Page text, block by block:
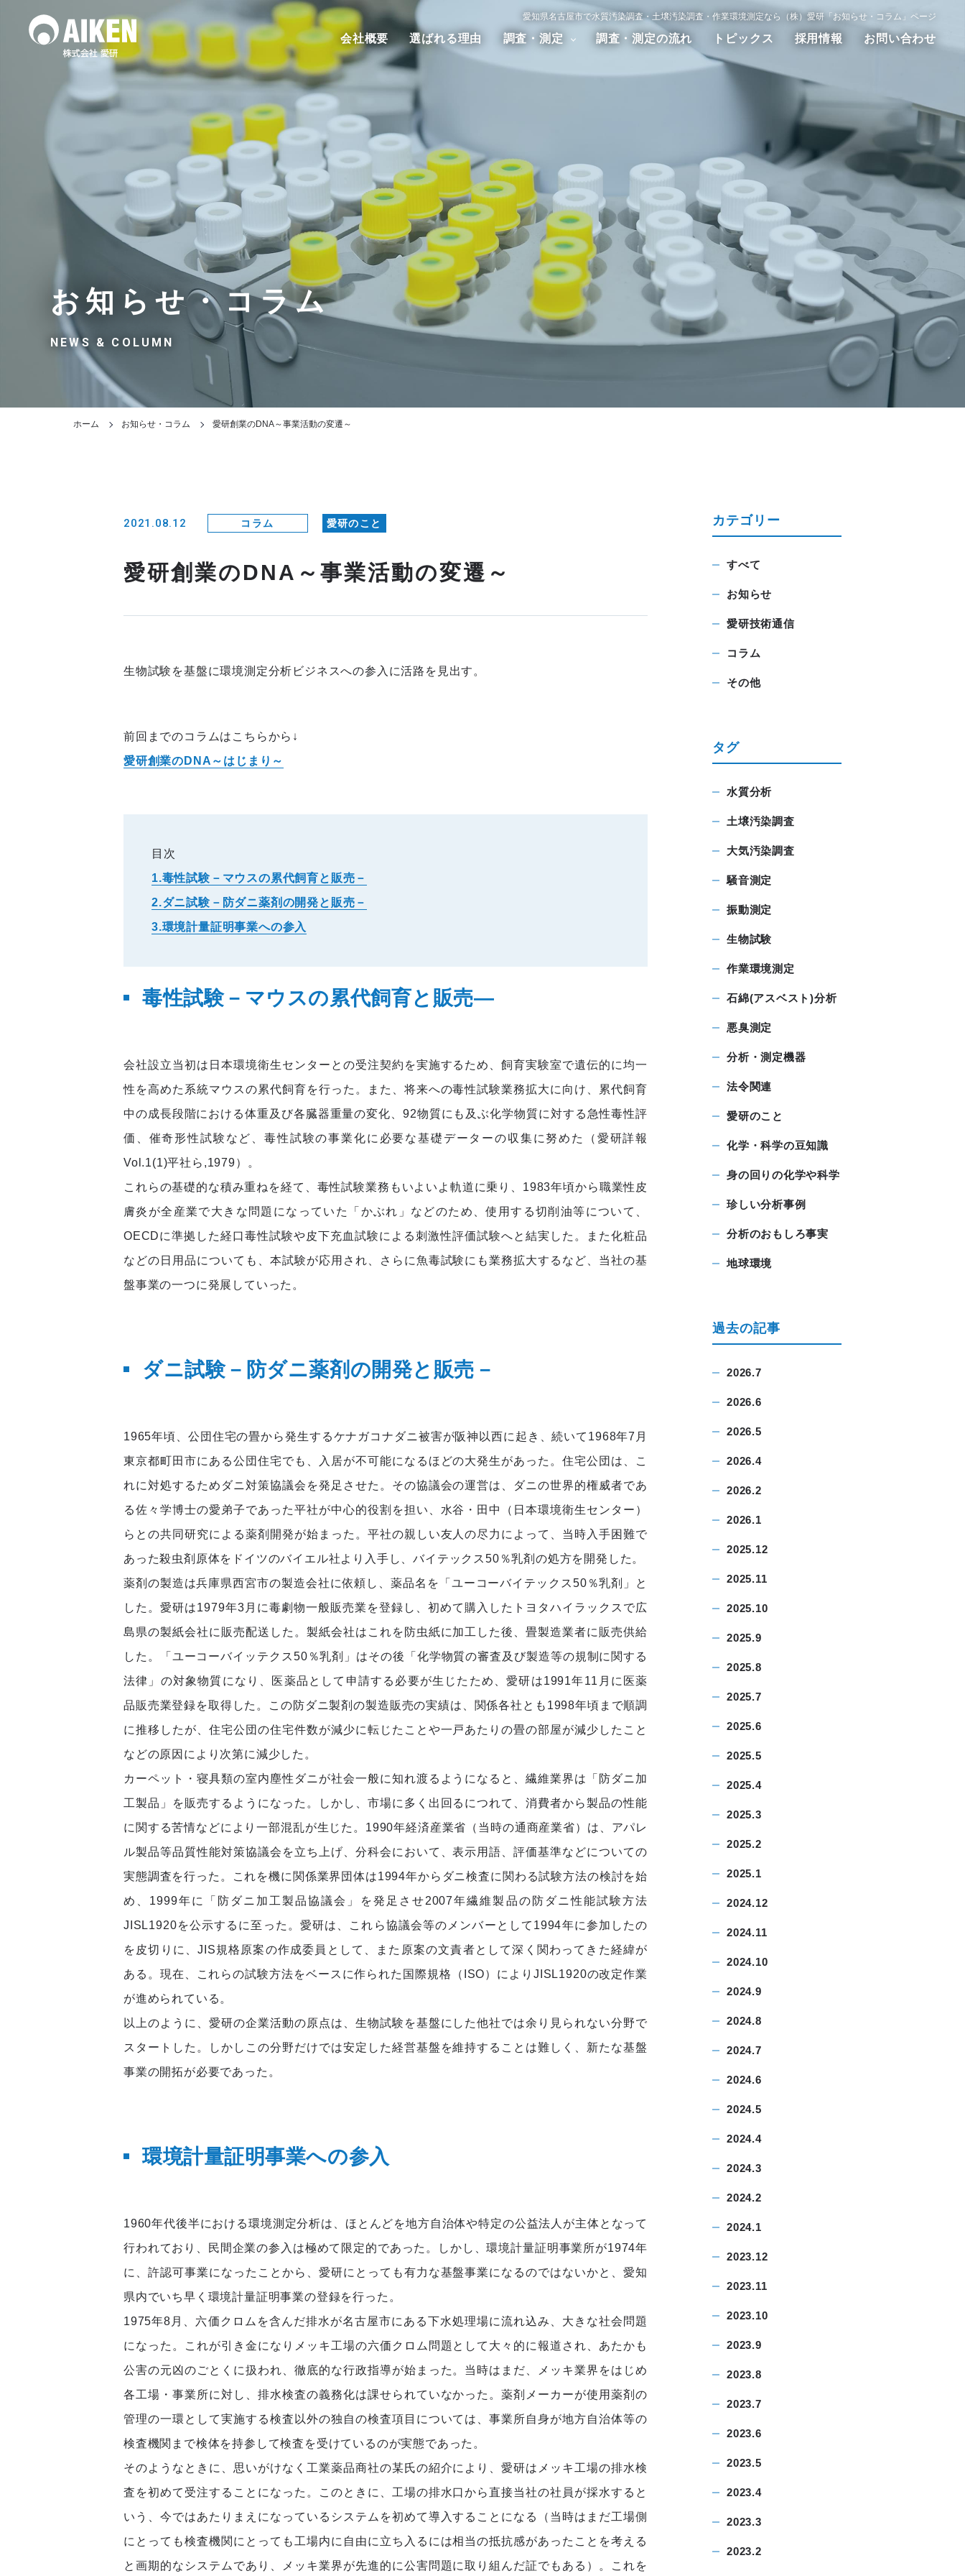
会社概要 選ばれる理由 調査・測定
水質調査 土壌汚染調査
作業環境測定 アスベスト調査 ダイオキシン調査 その他の調査測定
調査・測定の流れ トピックス 採用情報 お問い合わせ
愛知県名古屋市で水質汚染調査・土壌汚染調査・作業環境測定なら（株）愛研「お知らせ・コラム」ページ
お知らせ・コラム
NEWS & COLUMN
ホーム お知らせ・コラム 愛研創業のDNA～事業活動の変遷～
2021.08.12 コラム 愛研のこと
愛研創業のDNA～事業活動の変遷～
生物試験を基盤に環境測定分析ビジネスへの参入に活路を見出す。
前回までのコラムはこちらから↓
愛研創業のDNA～はじまり～
目次
1.毒性試験－マウスの累代飼育と販売－
2.ダニ試験－防ダニ薬剤の開発と販売－
3.環境計量証明事業への参入
毒性試験－マウスの累代飼育と販売―
会社設立当初は日本環境衛生センターとの受注契約を実施するため、飼育実験室で遺伝的に均一
性を高めた系統マウスの累代飼育を行った。また、将来への毒性試験業務拡大に向け、累代飼育
中の成長段階における体重及び各臓器重量の変化、92物質にも及ぶ化学物質に対する急性毒性評
価、催奇形性試験など、毒性試験の事業化に必要な基礎データーの収集に努めた（愛研詳報
Vol.1(1)平社ら,1979）。
これらの基礎的な積み重ねを経て、毒性試験業務もいよいよ軌道に乗り、1983年頃から職業性皮
膚炎が全産業で大きな問題になっていた「かぶれ」などのため、使用する切削油等について、
OECDに準拠した経口毒性試験や皮下充血試験による刺激性評価試験へと結実した。また化粧品
などの日用品についても、本試験が応用され、さらに魚毒試験にも業務拡大するなど、当社の基
盤事業の一つに発展していった。
ダニ試験－防ダニ薬剤の開発と販売－
1965年頃、公団住宅の畳から発生するケナガコナダニ被害が阪神以西に起き、続いて1968年7月
東京都町田市にある公団住宅でも、入居が不可能になるほどの大発生があった。住宅公団は、こ
れに対処するためダニ対策協議会を発足させた。その協議会の運営は、ダニの世界的権威者であ
る佐々学博士の愛弟子であった平社が中心的役割を担い、水谷・田中（日本環境衛生センター）
らとの共同研究による薬剤開発が始まった。平社の親しい友人の尽力によって、当時入手困難で
あった殺虫剤原体をドイツのバイエル社より入手し、バイテックス50％乳剤の処方を開発した。
薬剤の製造は兵庫県西宮市の製造会社に依頼し、薬品名を「ユーコーバイテックス50％乳剤」と
した。愛研は1979年3月に毒劇物一般販売業を登録し、初めて購入したトヨタハイラックスで広
島県の製紙会社に販売配送した。製紙会社はこれを防虫紙に加工した後、畳製造業者に販売供給
した。「ユーコーバイッテクス50％乳剤」はその後「化学物質の審査及び製造等の規制に関する
法律」の対象物質になり、医薬品として申請する必要が生じたため、愛研は1991年11月に医薬
品販売業登録を取得した。この防ダニ製剤の製造販売の実績は、関係各社とも1998年頃まで順調
に推移したが、住宅公団の住宅件数が減少に転じたことや一戸あたりの畳の部屋が減少したこと
などの原因により次第に減少した。
カーペット・寝具類の室内塵性ダニが社会一般に知れ渡るようになると、繊維業界は「防ダニ加
工製品」を販売するようになった。しかし、市場に多く出回るにつれて、消費者から製品の性能
に関する苦情などにより一部混乱が生じた。1990年経済産業省（当時の通商産業省）は、アパレ
ル製品等品質性能対策協議会を立ち上げ、分科会において、表示用語、評価基準などについての
実態調査を行った。これを機に関係業界団体は1994年からダニ検査に関わる試験方法の検討を始
め、1999年に「防ダニ加工製品協議会」を発足させ2007年繊維製品の防ダニ性能試験方法
JISL1920を公示するに至った。愛研は、これら協議会等のメンバーとして1994年に参加したの
を皮切りに、JIS規格原案の作成委員として、また原案の文責者として深く関わってきた経緯が
ある。現在、これらの試験方法をベースに作られた国際規格（ISO）によりJISL1920の改定作業
が進められている。
以上のように、愛研の企業活動の原点は、生物試験を基盤にした他社では余り見られない分野で
スタートした。しかしこの分野だけでは安定した経営基盤を維持することは難しく、新たな基盤
事業の開拓が必要であった。
環境計量証明事業への参入
1960年代後半における環境測定分析は、ほとんどを地方自治体や特定の公益法人が主体となって
行われており、民間企業の参入は極めて限定的であった。しかし、環境計量証明事業所が1974年
に、許認可事業になったことから、愛研にとっても有力な基盤事業になるのではないかと、愛知
県内でいち早く環境計量証明事業の登録を行った。
1975年8月、六価クロムを含んだ排水が名古屋市にある下水処理場に流れ込み、大きな社会問題
になった。これが引き金になりメッキ工場の六価クロム問題として大々的に報道され、あたかも
公害の元凶のごとくに扱われ、徹底的な行政指導が始まった。当時はまだ、メッキ業界をはじめ
各工場・事業所に対し、排水検査の義務化は課せられていなかった。薬剤メーカーが使用薬剤の
管理の一環として実施する検査以外の独自の検査項目については、事業所自身が地方自治体等の
検査機関まで検体を持参して検査を受けているのが実態であった。
そのようなときに、思いがけなく工業薬品商社の某氏の紹介により、愛研はメッキ工場の排水検
査を初めて受注することになった。このときに、工場の排水口から直接当社の社員が採水すると
いう、今ではあたりまえになっているシステムを初めて導入することになる（当時はまだ工場側
にとっても検査機関にとっても工場内に自由に立ち入るには相当の抵抗感があったことを考える
と画期的なシステムであり、メッキ業界が先進的に公害問題に取り組んだ証でもある）。これを
カテゴリー
すべて
お知らせ
愛研技術通信
コラム
その他
タグ
水質分析
土壌汚染調査
大気汚染調査
騒音測定
振動測定
生物試験
作業環境測定
石綿(アスベスト)分析
悪臭測定
分析・測定機器
法令関連
愛研のこと
化学・科学の豆知識
身の回りの化学や科学
珍しい分析事例
分析のおもしろ事実
地球環境
過去の記事
2026.7
2026.6
2026.5
2026.4
2026.2
2026.1
2025.12
2025.11
2025.10
2025.9
2025.8
2025.7
2025.6
2025.5
2025.4
2025.3
2025.2
2025.1
2024.12
2024.11
2024.10
2024.9
2024.8
2024.7
2024.6
2024.5
2024.4
2024.3
2024.2
2024.1
2023.12
2023.11
2023.10
2023.9
2023.8
2023.7
2023.6
2023.5
2023.4
2023.3
2023.2